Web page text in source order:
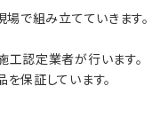
場で組み立てていきます。
工認定業者が行います。
保証しています。